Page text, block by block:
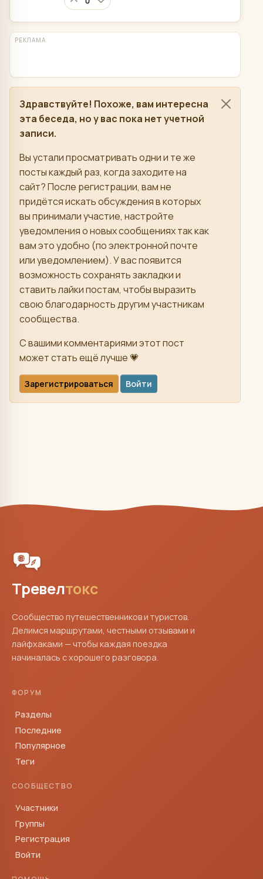
РЕКЛАМА
Здравствуйте! Похоже, вам интересна
эта беседа, но у вас пока нет учетной
записи.
Вы устали просматривать одни и те же
посты каждый раз, когда заходите на
сайт? После регистрации, вам не
придётся искать обсуждения в которых
вы принимали участие, настройте
уведомления о новых сообщениях так как
вам это удобно (по электронной почте
или уведомлением). У вас появится
возможность сохранять закладки и
ставить лайки постам, чтобы выразить
свою благодарность другим участникам
сообщества.
С вашими комментариями этот пост
может стать ещё лучше 💗
Зарегистрироваться Войти
Тревелтокс
Сообщество путешественников и туристов.
Делимся маршрутами, честными отзывами и
лайфхаками — чтобы каждая поездка
начиналась с хорошего разговора.
ФОРУМ
Разделы
Последние
Популярное
Теги
СООБЩЕСТВО
Участники
Группы
Регистрация
Войти